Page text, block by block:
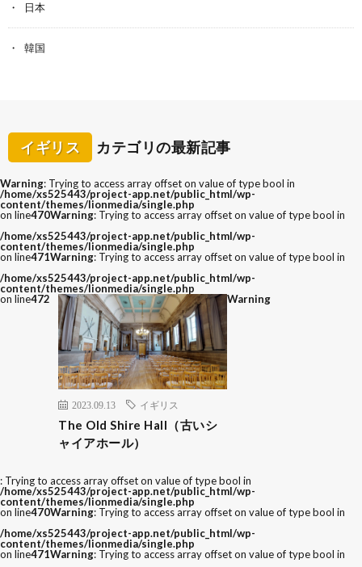
日本
韓国
イギリス カテゴリの最新記事
Warning: Trying to access array offset on value of type bool in
/home/xs525443/project-app.net/public_html/wp-
content/themes/lionmedia/single.php
on line470Warning: Trying to access array offset on value of type bool in
/home/xs525443/project-app.net/public_html/wp-
content/themes/lionmedia/single.php
on line471Warning: Trying to access array offset on value of type bool in
/home/xs525443/project-app.net/public_html/wp-
content/themes/lionmedia/single.php
on line472
2023.09.13 イギリス
The Old Shire Hall（古いシ
ャイアホール）
Warning
: Trying to access array offset on value of type bool in
/home/xs525443/project-app.net/public_html/wp-
content/themes/lionmedia/single.php
on line470Warning: Trying to access array offset on value of type bool in
/home/xs525443/project-app.net/public_html/wp-
content/themes/lionmedia/single.php
on line471Warning: Trying to access array offset on value of type bool in